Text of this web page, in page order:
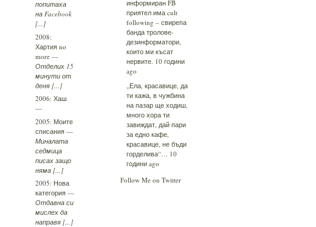
попитаха
на Facebook
[...]
2008:
Хартия no
more —
Отделих 15
минути от
деня [...]
2006: Хаш
—
2005: Моите
списания —
Миналата
седмица
писах защо
няма [...]
2005: Нова
категория —
Отдавна си
мислех да
направя [...]
информиран FB
приятел има cult
following – свирепа
банда тролове-
дезинформатори,
които ми късат
нервите. 10 години
ago
„Ела, красавице, да
ти кажа, в чужбина
на пазар ще ходиш,
много хора ти
завиждат, дай пари
за едно кафе,
красавице, не бъди
горделива“… 10
години ago
Follow Me on Twitter